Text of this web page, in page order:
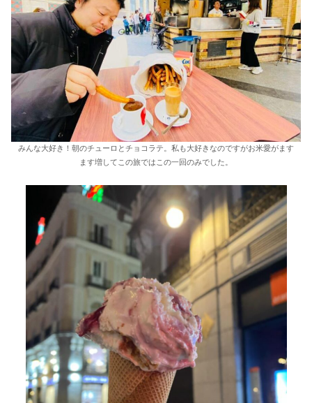
みんな大好き！朝のチューロとチョコラテ。私も大好きなのですがお米愛がます
ます増してこの旅ではこの一回のみでした。